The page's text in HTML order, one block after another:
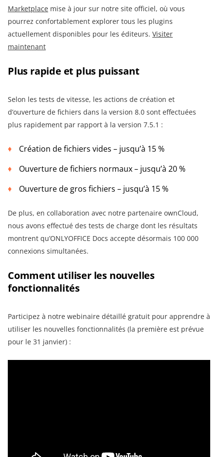
Marketplace mise à jour sur notre site officiel, où vous
pourrez confortablement explorer tous les plugins
actuellement disponibles pour les éditeurs. Visiter
maintenant
Plus rapide et plus puissant
Selon les tests de vitesse, les actions de création et
d’ouverture de fichiers dans la version 8.0 sont effectuées
plus rapidement par rapport à la version 7.5.1 :
Création de fichiers vides – jusqu’à 15 %
Ouverture de fichiers normaux – jusqu’à 20 %
Ouverture de gros fichiers – jusqu’à 15 %
De plus, en collaboration avec notre partenaire ownCloud,
nous avons effectué des tests de charge dont les résultats
montrent qu’ONLYOFFICE Docs accepte désormais 100 000
connexions simultanées.
Comment utiliser les nouvelles
fonctionnalités
Participez à notre webinaire détaillé gratuit pour apprendre à
utiliser les nouvelles fonctionnalités (la première est prévue
pour le 31 janvier) :